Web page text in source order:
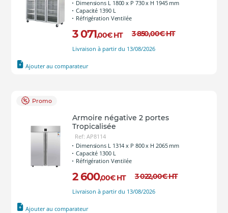
Dimensions L 1800 x P 730 x H 1945 mm
Capacité 1390 L
Réfrigération Ventilée
3 071,00€ HT 3 850,00€HT
Livraison à partir du 13/08/2026
Ajouter au comparateur
Promo
Armoire négative 2 portes
Tropicalisée
Ref: AP8114
Dimensions L 1314 x P 800 x H 2065 mm
Capacité 1300 L
Réfrigération Ventilée
2 600,00€ HT 3 022,00€HT
Livraison à partir du 13/08/2026
Ajouter au comparateur